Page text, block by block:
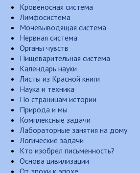
Кровеносная система
Лимфосистема
Мочевыводящая система
Нервная система
Органы чувств
Пищеварительная система
Календарь науки
Листы из Красной книги
Наука и техника
По страницам истории
Природа и мы
Комплексные задачи
Лабораторные занятия на дому
Логические задачи
Кто изобрел письменность?
Основа цивилизации
От эпохи к эпохе